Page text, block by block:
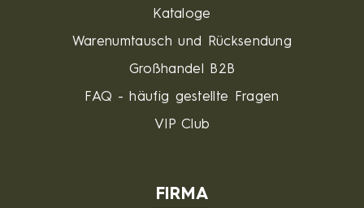
Kataloge
Warenumtausch und Rücksendung
Großhandel B2B
FAQ - häufig gestellte Fragen
VIP Club
FIRMA